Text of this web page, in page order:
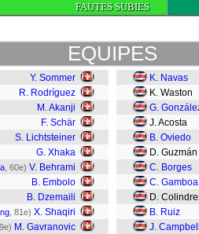
FAUTES SUBIES
EQUIPES
Y. Sommer
R. Rodríguez
M. Akanji
F. Schär
S. Lichtsteiner
G. Xhaka
, 60e) V. Behrami
B. Embolo
B. Dzemaili
, 81e) X. Shaqiri
M. Gavranovic
K. Navas
K. Waston
G.
J. Acosta
B. Oviedo
D. Guzmán
C. Borges
C. Gamboa
D.
B. Ruiz
J.